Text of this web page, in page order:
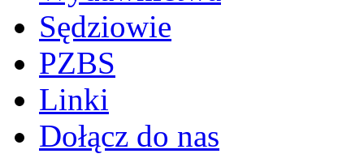
Sędziowie
PZBS
Linki
Dołącz do nas